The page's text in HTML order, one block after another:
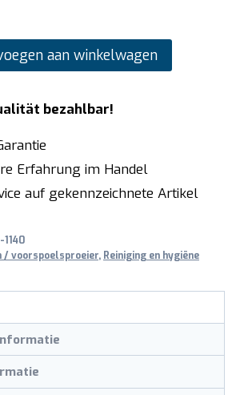
aan winkelwagen
bezahlbar!
Erfahrung im Handel
auf gekennzeichnete Artikel
1140
/ voorspoelsproeier, Reiniging en hygiëne